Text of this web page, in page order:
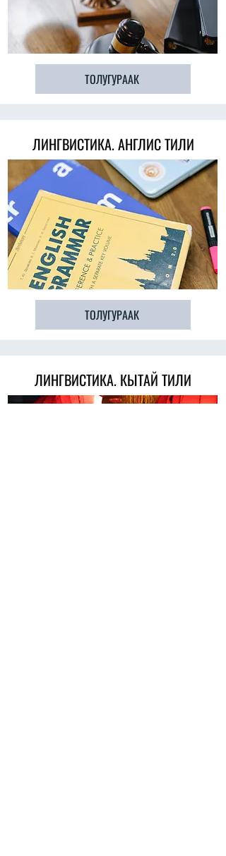
ТОЛУГУРААК
ЛИНГВИСТИКА. АНГЛИС ТИЛИ
ТОЛУГУРААК
ЛИНГВИСТИКА. КЫТАЙ ТИЛИ